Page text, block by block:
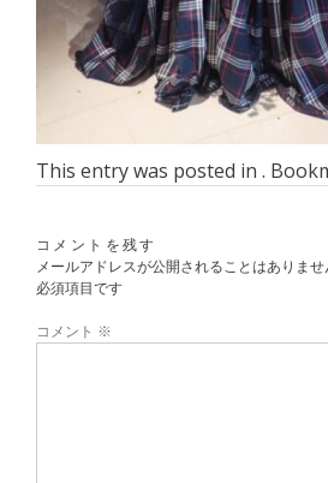
This entry was posted in .
コメントを残す
メールアドレスが公開されることはありませ
必須項目です
コメント ※